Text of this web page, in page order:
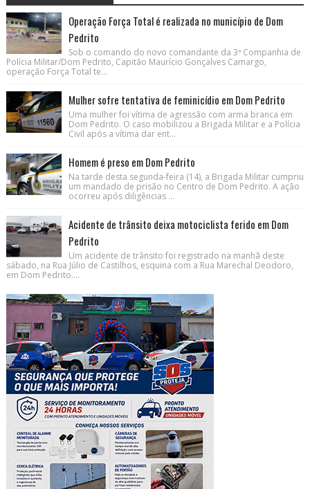
Operação Força Total é realizada no município de Dom
Pedrito
Sob o comando do novo comandante da 3ª Companhia de
Polícia Militar/Dom Pedrito, Capitão Maurício Gonçalves Camargo,
operação Força Total te...
Mulher sofre tentativa de feminicídio em Dom Pedrito
Uma mulher foi vítima de agressão com arma branca em
Dom Pedrito. O caso mobilizou a Brigada Militar e a Polícia
Civil após a vítima dar ent...
Homem é preso em Dom Pedrito
Na tarde desta segunda-feira (14), a Brigada Militar cumpriu
um mandado de prisão no Centro de Dom Pedrito. A ação
ocorreu após diligências ...
Acidente de trânsito deixa motociclista ferido em Dom
Pedrito
Um acidente de trânsito foi registrado na manhã deste
sábado, na Rua Júlio de Castilhos, esquina com a Rua Marechal Deodoro,
em Dom Pedrito....